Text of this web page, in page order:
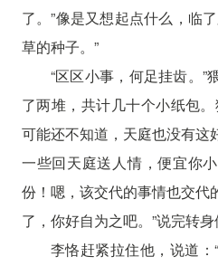
了。”像是又想起点什么，临
草的种子。”
“区区小事，何足挂齿。”
了两堆，共计几十个小纸包
可能还不知道，天庭也没有这
一些回天庭送人情，便宜你
份！嗯，该交代的事情也交代
了，你好自为之吧。”说完转身
李恪赶紧拉住他，说道